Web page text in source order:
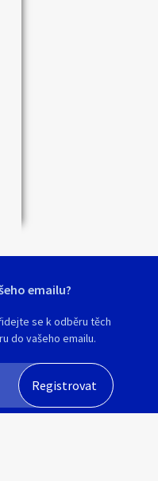
emailu?
se k odběru těch
do vašeho emailu.